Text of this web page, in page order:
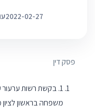
2022-02-27
פסק דין
1. בקשת רשות